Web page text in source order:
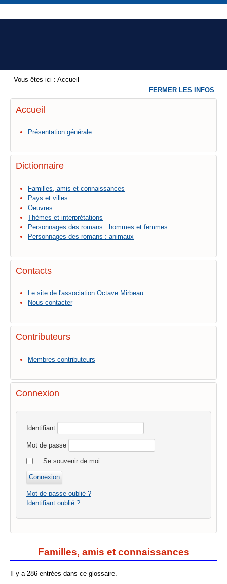
Vous êtes ici : Accueil
Accueil
Présentation générale
Dictionnaire
Familles, amis et connaissances
Pays et villes
Oeuvres
Thèmes et interprétations
Personnages des romans : hommes et femmes
Personnages des romans : animaux
Contacts
Le site de l'association Octave Mirbeau
Nous contacter
Contributeurs
Membres contributeurs
Connexion
Identifiant
Mot de passe
Se souvenir de moi
Mot de passe oublié ?
Identifiant oublié ?
Familles, amis et connaissances
Il y a 286 entrées dans ce glossaire.
FERMER LES INFOS